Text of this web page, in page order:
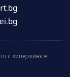
с хиперлинк е